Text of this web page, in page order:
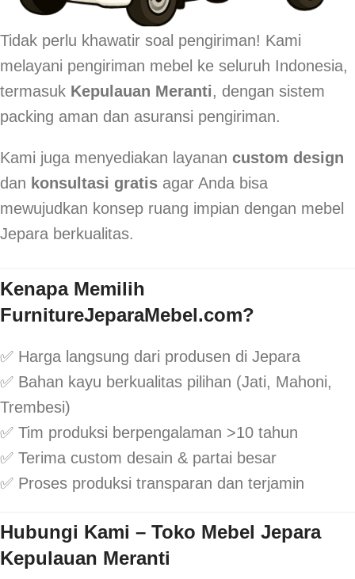
Tidak perlu khawatir soal pengiriman! Kami
melayani pengiriman mebel ke seluruh Indonesia,
termasuk Kepulauan Meranti, dengan sistem
packing aman dan asuransi pengiriman.
Kami juga menyediakan layanan custom design
dan konsultasi gratis agar Anda bisa
mewujudkan konsep ruang impian dengan mebel
Jepara berkualitas.
Kenapa Memilih
FurnitureJeparaMebel.com?
✅ Harga langsung dari produsen di Jepara
✅ Bahan kayu berkualitas pilihan (Jati, Mahoni,
Trembesi)
✅ Tim produksi berpengalaman >10 tahun
✅ Terima custom desain & partai besar
✅ Proses produksi transparan dan terjamin
Hubungi Kami – Toko Mebel Jepara
Kepulauan Meranti